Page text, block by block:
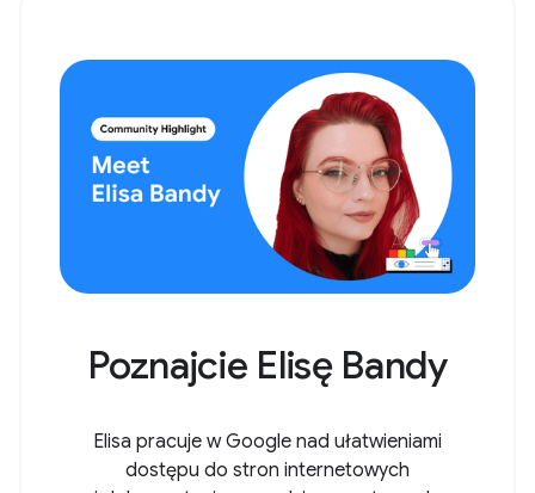
Poznajcie Elisę Bandy
Elisa pracuje w Google nad ułatwieniami
dostępu do stron internetowych